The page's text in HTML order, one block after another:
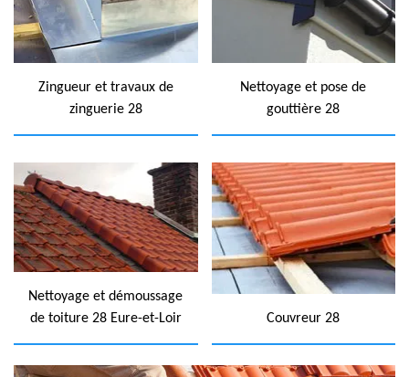
Zingueur et travaux de
zinguerie 28
Nettoyage et pose de
gouttière 28
Nettoyage et démoussage
de toiture 28 Eure-et-Loir
Couvreur 28